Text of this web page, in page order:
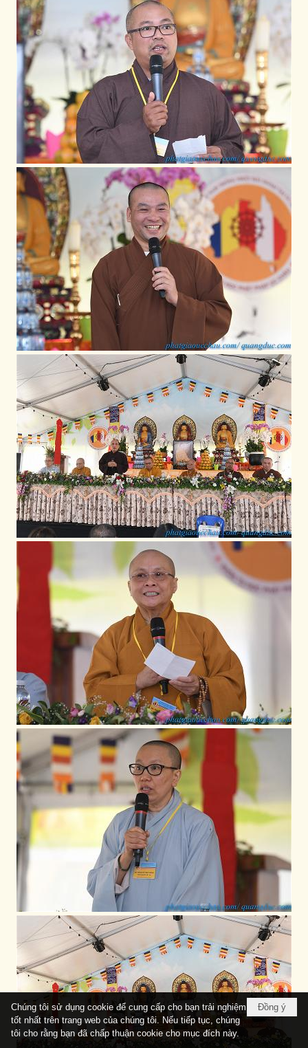
Đồng ý
Chúng tôi sử dụng cookie để cung cấp cho bạn trải nghiệm
tốt nhất trên trang web của chúng tôi. Nếu tiếp tục, chúng
tôi cho rằng bạn đã chấp thuận cookie cho mục đích này.